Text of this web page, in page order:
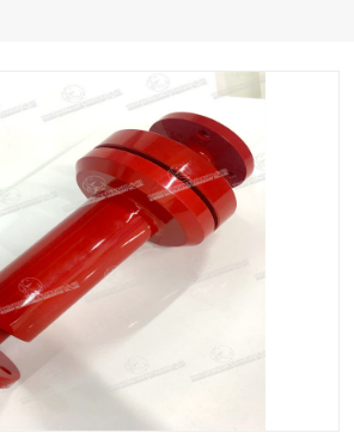
物理防垢器生产制造商
防蜡除蜡
锅炉除垢
CPMR商用防垢器/家用防
清碳燃油催化器